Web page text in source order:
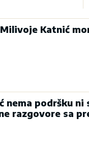
Milivoje Katnić
nema podršku
razgovore sa